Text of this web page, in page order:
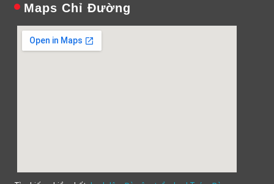
Maps Chỉ Đường